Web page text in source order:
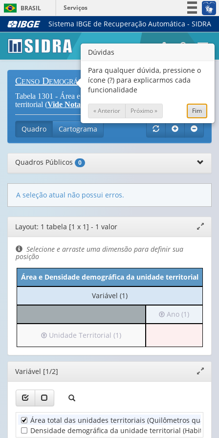
BRASIL
Serviços
Simplifique!
Legislação
Canais
Sistema IBGE de Recuperação Automática - SIDRA
Censo Demográfico
Tabela 1301 - Área e Densidade demográfica da unidade
territorial (Vide Notas
Quadro Cartograma
Quadros Públicos 0
A seleção atual não possui erros.
Editor
de
layout
janela
Layout: 1 tabela [1 x 1] - 1 valor
Selecione e arraste uma dimensão para definir sua
posição
Área e Densidade demográfica da unidade territorial
No
cabeçalho:
(1)
Variável (1)
Irá
para
(possui
apenas
valor):
(1)
Ano (1)
Irá
para
o
cabeçalho
(possui
apenas
1
valor):
Unidade
Territorial
Unidade Territorial (1)
Editor
janela
Variável [1/2]
Área total das unidades territoriais (Quilômetros
Densidade demográfica da unidade territorial
Dúvidas
Para qualquer dúvida, pressione o
ícone (?) para explicarmos cada
funcionalidade
« Anterior Próximo » Fim